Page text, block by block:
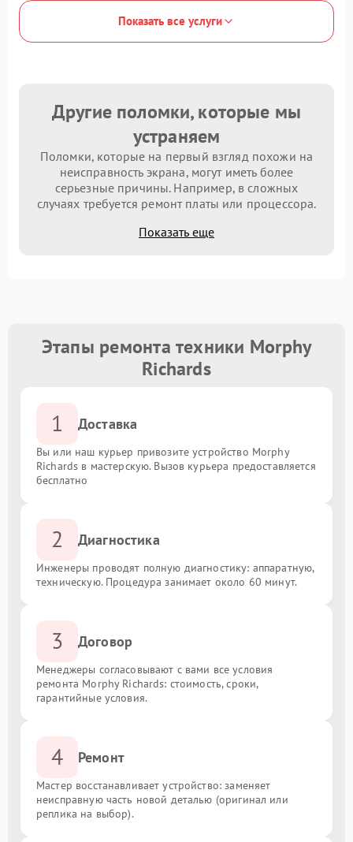
Показать все услуги
Другие поломки, которые мы
устраняем
Поломки, которые на первый взгляд похожи на
неисправность экрана, могут иметь более
серьезные причины. Например, в сложных
случаях требуется ремонт платы или процессора.
Показать еще
Этапы ремонта техники Morphy
Richards
1 Доставка
Вы или наш курьер привозите устройство Morphy
Richards в мастерскую. Вызов курьера предоставляется
бесплатно
2 Диагностика
Инженеры проводят полную диагностику: аппаратную,
техническую. Процедура занимает около 60 минут.
3 Договор
Менеджеры согласовывают с вами все условия
ремонта Morphy Richards: стоимость, сроки,
гарантийные условия.
4 Ремонт
Мастер восстанавливает устройство: заменяет
неисправную часть новой деталью (оригинал или
реплика на выбор).